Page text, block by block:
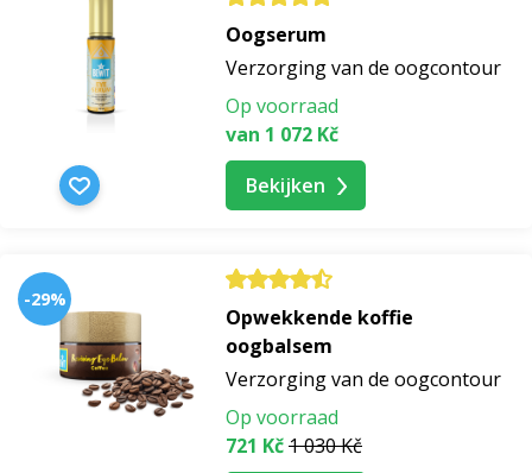
Oogserum
Verzorging van de oogcontour
Op voorraad
van 1 072 Kč
Bekijken
-29%
Opwekkende koffie
oogbalsem
Verzorging van de oogcontour
Op voorraad
721 Kč1 030 Kč